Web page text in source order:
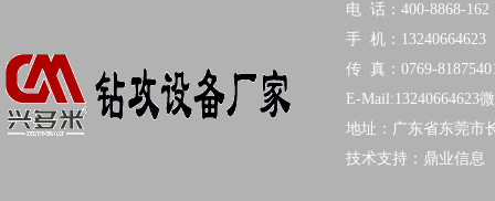
电 话：400-8868-162
手 机：13240664623
传 真：0769-
E-Mail:13240664623
地址：广东省东莞市
技术支持： 鼎业信息